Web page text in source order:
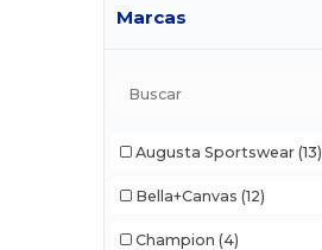
Marcas
Augusta Sportswear (13)
Bella+Canvas (12)
Champion (4)